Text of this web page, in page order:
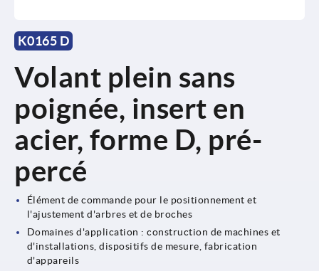
K0165 D
Volant plein sans
poignée, insert en
acier, forme D, pré-
percé
Élément de commande pour le positionnement et
l'ajustement d'arbres et de broches
Domaines d'application : construction de machines et
d'installations, dispositifs de mesure, fabrication
d'appareils